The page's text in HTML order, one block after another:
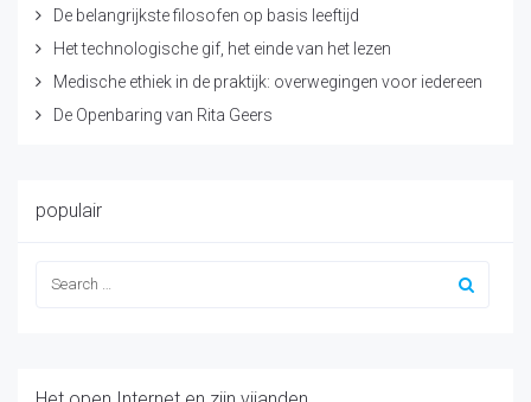
De belangrijkste filosofen op basis leeftijd
Het technologische gif, het einde van het lezen
Medische ethiek in de praktijk: overwegingen voor iedereen
De Openbaring van Rita Geers
populair